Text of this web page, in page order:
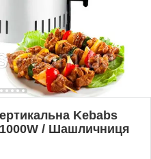
Kebabs
/ Шашличниця